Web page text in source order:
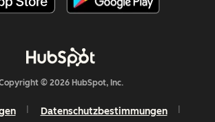
© 2026 HubSpot, Inc.
Datenschutzbestimmungen